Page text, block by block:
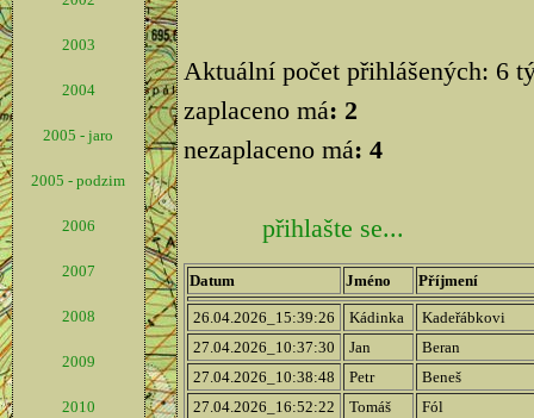
2003
2004
2005 - jaro
2005 - podzim
2006
2007
2008
2009
2010
Aktuální počet přihlášených: 6
zaplaceno má: 2
nezaplaceno má: 4
přihlašte se...
Datum Jméno Příjmení
26.04.2026_15:39:26 Kádinka
Kadeřábkovi
27.04.2026_10:37:30
Jan
Beran
27.04.2026_10:38:48
Petr
Beneš
27.04.2026_16:52:22
Tomáš
Fól